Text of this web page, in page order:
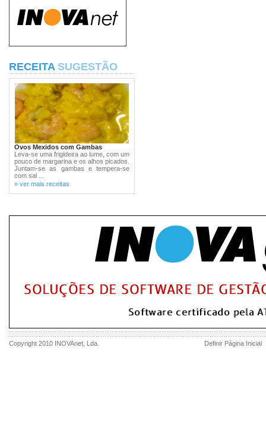
RECEITA SUGESTÃO
Ovos Mexidos com Gambas
Leva-se uma frigideira ao lume, com um
pouco de margarina e os alhos picados.
Juntam-se as gambas e tempera-se
com sal ...
» ver mais receitas
Copyright 2010 INOVAnet , Lda. Definir Página Inicial